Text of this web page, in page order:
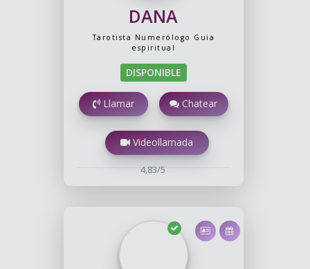
DANA
Tarotista Numerólogo Guia
espiritual
DISPONIBLE
Llamar Chatear
Videollamada
4,83/5